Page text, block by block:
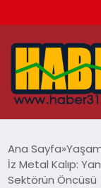
HATAY
Ana Sayfa
İz Metal Kalıp:
Sektörün Öncüsü